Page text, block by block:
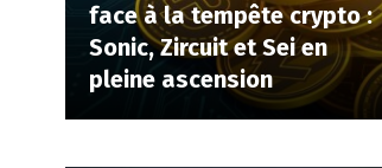
face à la tempête crypto :
Sonic, Zircuit et Sei en
pleine ascension